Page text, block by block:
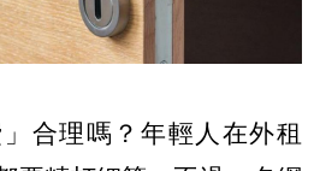
合理嗎？年輕人在外租